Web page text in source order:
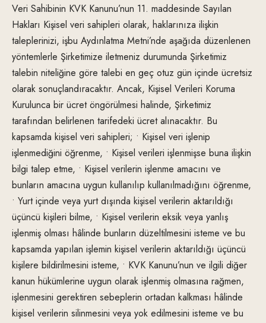
Veri Sahibinin KVK Kanunu’nun 11. maddesinde Sayılan
Hakları Kişisel veri sahipleri olarak, haklarınıza ilişkin
taleplerinizi, işbu Aydınlatma Metni’nde aşağıda düzenlenen
yöntemlerle Şirketimize iletmeniz durumunda Şirketimiz
talebin niteliğine göre talebi en geç otuz gün içinde ücretsiz
olarak sonuçlandıracaktır. Ancak, Kişisel Verileri Koruma
Kurulunca bir ücret öngörülmesi halinde, Şirketimiz
tarafından belirlenen tarifedeki ücret alınacaktır. Bu
kapsamda kişisel veri sahipleri; • Kişisel veri işlenip
işlenmediğini öğrenme, • Kişisel verileri işlenmişse buna ilişkin
bilgi talep etme, • Kişisel verilerin işlenme amacını ve
bunların amacına uygun kullanılıp kullanılmadığını öğrenme,
• Yurt içinde veya yurt dışında kişisel verilerin aktarıldığı
üçüncü kişileri bilme, • Kişisel verilerin eksik veya yanlış
işlenmiş olması hâlinde bunların düzeltilmesini isteme ve bu
kapsamda yapılan işlemin kişisel verilerin aktarıldığı üçüncü
kişilere bildirilmesini isteme, • KVK Kanunu’nun ve ilgili diğer
kanun hükümlerine uygun olarak işlenmiş olmasına rağmen,
işlenmesini gerektiren sebeplerin ortadan kalkması hâlinde
kişisel verilerin silinmesini veya yok edilmesini isteme ve bu